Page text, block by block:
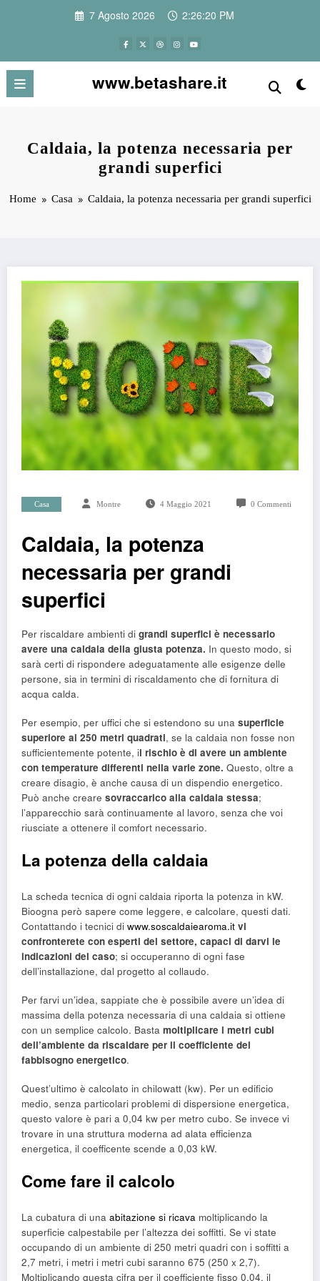
7 Agosto 2026 2:26:20 PM
www.betashare.it
Caldaia, la potenza necessaria per
grandi superfici
Home Casa Caldaia, la potenza necessaria per grandi superfici
Casa Montre 4 Maggio 2021 0 Commenti
Caldaia, la potenza
necessaria per grandi
superfici
Per riscaldare ambienti di grandi superfici è necessario
avere una caldaia della giusta potenza. In questo modo, si
sarà certi di rispondere adeguatamente alle esigenze delle
persone, sia in termini di riscaldamento che di fornitura di
acqua calda.
Per esempio, per uffici che si estendono su una superficie
superiore ai 250 metri quadrati, se la caldaia non fosse non
sufficientemente potente, il rischio è di avere un ambiente
con temperature differenti nella varie zone. Questo, oltre a
creare disagio, è anche causa di un dispendio energetico.
Può anche creare sovraccarico alla caldaia stessa;
l’apparecchio sarà continuamente al lavoro, senza che voi
riusciate a ottenere il comfort necessario.
La potenza della caldaia
La scheda tecnica di ogni caldaia riporta la potenza in kW.
Bioogna però sapere come leggere, e calcolare, questi dati.
Contattando i tecnici di www.soscaldaiearoma.it vi
confronterete con esperti del settore, capaci di darvi le
indicazioni del caso; si occuperanno di ogni fase
dell’installazione, dal progetto al collaudo.
Per farvi un’idea, sappiate che è possibile avere un’idea di
massima della potenza necessaria di una caldaia si ottiene
con un semplice calcolo. Basta moltiplicare i metri cubi
dell’ambiente da riscaldare per il coefficiente del
fabbisogno energetico.
Quest’ultimo è calcolato in chilowatt (kw). Per un edificio
medio, senza particolari problemi di dispersione energetica,
questo valore è pari a 0,04 kw per metro cubo. Se invece vi
trovare in una struttura moderna ad alata efficienza
energetica, il coefficente scende a 0,03 kW.
Come fare il calcolo
La cubatura di una abitazione si ricava moltiplicando la
superficie calpestabile per l’altezza dei soffitti. Se vi state
occupando di un ambiente di 250 metri quadri con i soffitti a
2,7 metri, i metri i metri cubi saranno 675 (250 x 2,7).
Moltiplicando questa cifra per il coefficiente fisso 0,04, il